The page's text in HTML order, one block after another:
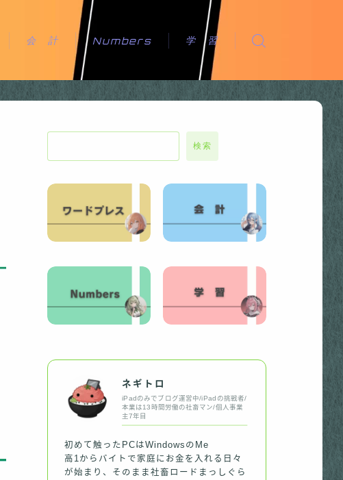
会 計 Numbers 学 習
検索
ネギトロ
iPadのみでブログ運営中/iPadの挑戦者/
本業は13時間労働の社畜マン/個人事業
主7年目
初めて触ったPCはWindowsのMe
高1からバイトで家庭にお金を入れる日々
が始まり、そのまま社畜ロードまっしぐら